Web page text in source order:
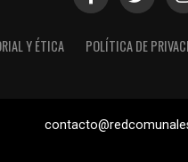
Y ÉTICA POLÍTICA DE